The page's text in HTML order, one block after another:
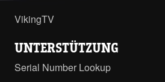
VikingTV
UNTERSTÜTZUNG
Serial Number Lookup